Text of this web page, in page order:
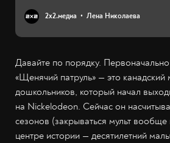
2х2.медиа Лена Николаева
Давайте по порядку.
«Щенячий патруль» — это канадский
дошкольников, который начал
на Nickelodeon. Сейчас он
сезонов (закрываться мульт
центре истории — десятилетний